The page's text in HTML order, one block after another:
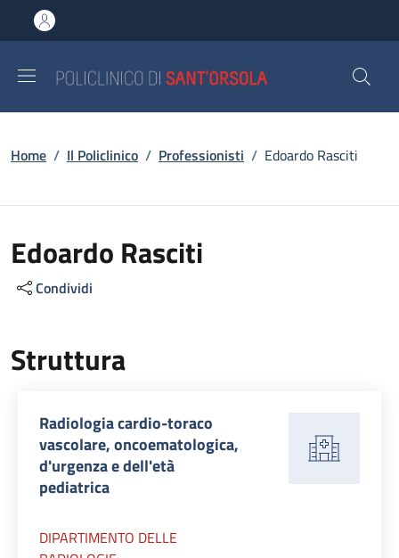
al contenuto principale
to footer content
Briciole di pane
Home / Il Policlinico / Professionisti / Edoardo Rasciti
Edoardo Rasciti
Condividi
Struttura
Radiologia cardio-toraco
vascolare, oncoematologica,
d'urgenza e dell'età
pediatrica
DIPARTIMENTO DELLE